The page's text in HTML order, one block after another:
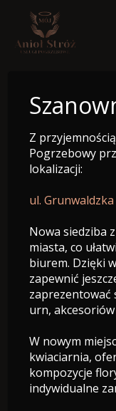
Z
Pogrzebowy
lokalizacji:
ul.
Nowa siedziba
miasta, co
biurem. Dzięki
zapewnić
zaprezentować
urn,
W nowym
kwiaciarnia,
kompozycje
indywidualne